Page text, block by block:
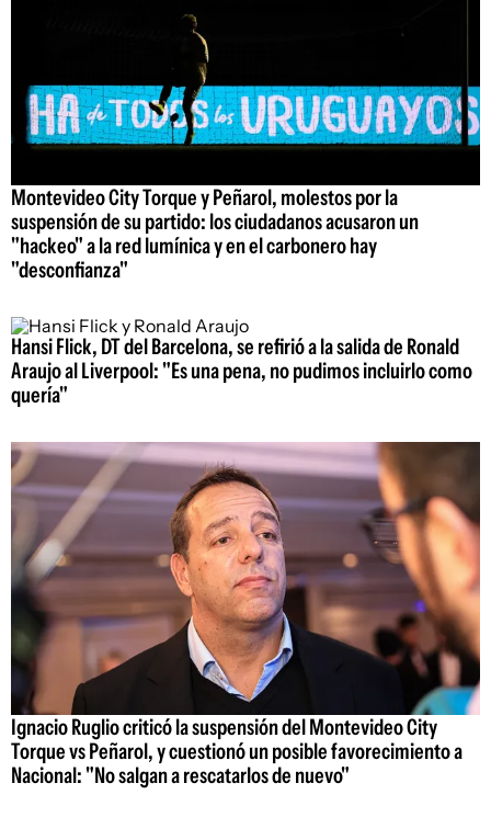
Montevideo City Torque y Peñarol, molestos por la
suspensión de su partido: los ciudadanos acusaron un
"hackeo" a la red lumínica y en el carbonero hay
"desconfianza"
Hansi Flick, DT del Barcelona, se refirió a la salida de Ronald
Araujo al Liverpool: "Es una pena, no pudimos incluirlo como
quería"
Ignacio Ruglio criticó la suspensión del Montevideo City
Torque vs Peñarol, y cuestionó un posible favorecimiento a
Nacional: "No salgan a rescatarlos de nuevo"